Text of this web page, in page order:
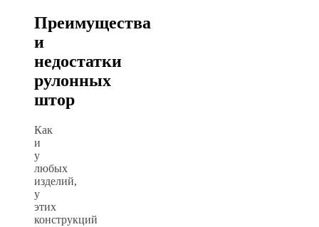
Преимущества
и
недостатки
рулонных
штор
Как
и
у
любых
изделий,
у
этих
конструкций